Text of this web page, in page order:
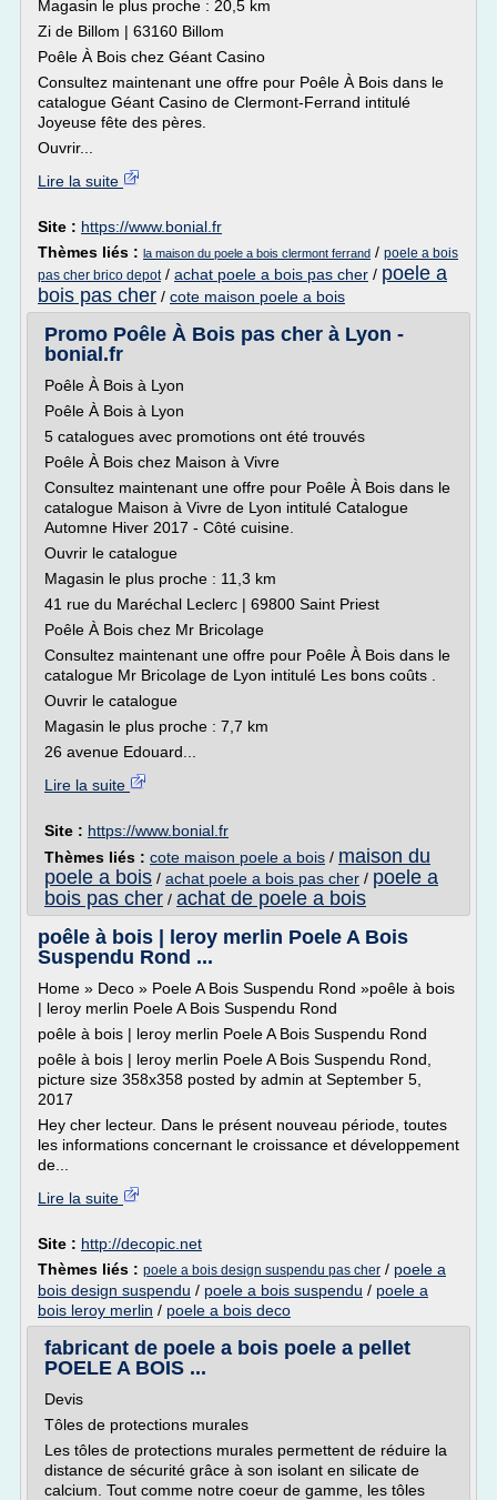
Magasin le plus proche : 20,5 km
Zi de Billom | 63160 Billom
Poêle À Bois chez Géant Casino
Consultez maintenant une offre pour Poêle À Bois dans le
catalogue Géant Casino de Clermont-Ferrand intitulé
Joyeuse fête des pères.
Ouvrir...
Lire la suite
Site : https://www.bonial.fr
Thèmes liés : la maison du poele a bois clermont ferrand / poele a bois
pas cher brico depot/ achat poele a bois pas cher / poele a
bois pas cher / cote maison poele a bois
Promo Poêle À Bois pas cher à Lyon -
bonial.fr
Poêle À Bois à Lyon
Poêle À Bois à Lyon
5 catalogues avec promotions ont été trouvés
Poêle À Bois chez Maison à Vivre
Consultez maintenant une offre pour Poêle À Bois dans le
catalogue Maison à Vivre de Lyon intitulé Catalogue
Automne Hiver 2017 - Côté cuisine.
Ouvrir le catalogue
Magasin le plus proche : 11,3 km
41 rue du Maréchal Leclerc | 69800 Saint Priest
Poêle À Bois chez Mr Bricolage
Consultez maintenant une offre pour Poêle À Bois dans le
catalogue Mr Bricolage de Lyon intitulé Les bons coûts .
Ouvrir le catalogue
Magasin le plus proche : 7,7 km
26 avenue Edouard...
Lire la suite
Site : https://www.bonial.fr
Thèmes liés : cote maison poele a bois / maison du
poele a bois / achat poele a bois pas cher / poele a
bois pas cher / achat de poele a bois
poêle à bois | leroy merlin Poele A Bois
Suspendu Rond ...
Home » Deco » Poele A Bois Suspendu Rond »poêle à bois
| leroy merlin Poele A Bois Suspendu Rond
poêle à bois | leroy merlin Poele A Bois Suspendu Rond
poêle à bois | leroy merlin Poele A Bois Suspendu Rond,
picture size 358x358 posted by admin at September 5,
2017
Hey cher lecteur. Dans le présent nouveau période, toutes
les informations concernant le croissance et développement
de...
Lire la suite
Site : http://decopic.net
Thèmes liés : poele a bois design suspendu pas cher / poele a
bois design suspendu / poele a bois suspendu / poele a
bois leroy merlin / poele a bois deco
fabricant de poele a bois poele a pellet
POELE A BOIS ...
Devis
Tôles de protections murales
Les tôles de protections murales permettent de réduire la
distance de sécurité grâce à son isolant en silicate de
calcium. Tout comme notre coeur de gamme, les tôles